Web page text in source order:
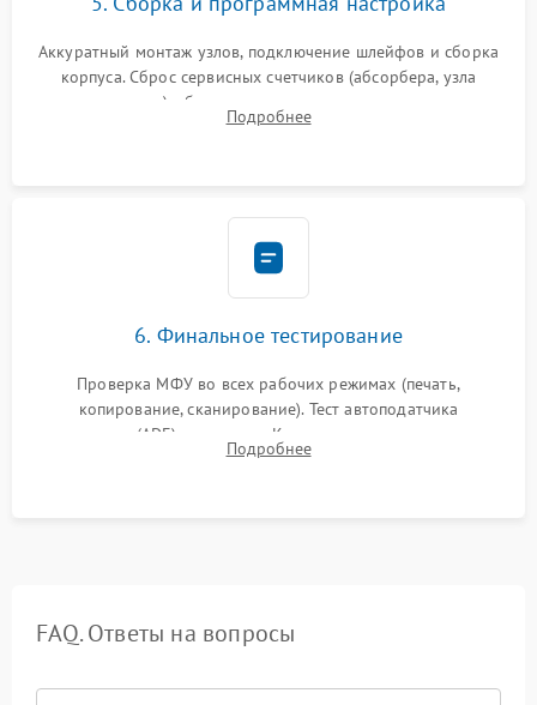
Аккуратный монтаж узлов, подключение шлейфов и сборка
корпуса. Сброс сервисных счетчиков (абсорбера, узла
закрепления), обновление прошивки и программная
калибровка цветопередачи и позиционирования сканера.
Подробнее
6. Финальное тестирование
Проверка МФУ во всех рабочих режимах (печать,
копирование, сканирование). Тест автоподатчика
документов (ADF) и дуплекса. Контроль качества отпечатка
на отсутствие серого фона, полос и надежность запекания
Подробнее
FAQ. Ответы на вопросы